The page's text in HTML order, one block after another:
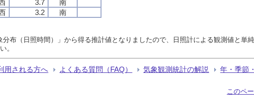
3.7
南
3.2 南
布（日照時間）」から得る推計値となりましたので、日照計による観測値と単
。
用される方へ よくある質問（FAQ） 気象観測統計の解説 年・季節
このペ